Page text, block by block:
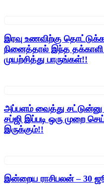
இரவு உணவிற்கு
நினைத்தால் இந்த தக்காளி
முயற்சித்து பாருங்கள்!!
அப்பளம் வைத்து
சப்ஜி இப்படி ஒரு முறை
இருக்கும்!!
இன்றைய ராசிபலன் – 30